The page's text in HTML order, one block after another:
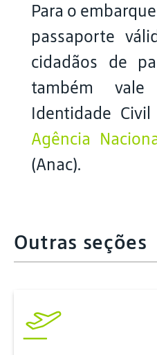
Para o
passaporte
cidadãos de
também
Identidade
Agência
(Anac).
Outras seções